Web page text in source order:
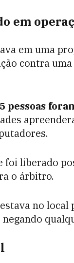
em
em uma
contra
pessoas
liberado
o árbitro.
no